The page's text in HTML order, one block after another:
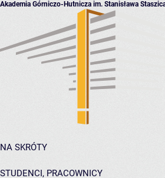
Akademia Górniczo-Hutnicza im. Stanisława
NA SKRÓTY
STUDENCI, PRACOWNICY